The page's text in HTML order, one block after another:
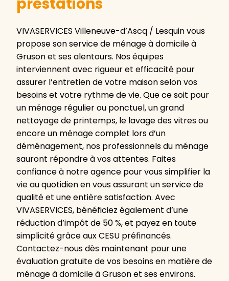
prestations
VIVASERVICES Villeneuve-d’Ascq / Lesquin vous
propose son service de ménage à domicile à
Gruson et ses alentours. Nos équipes
interviennent avec rigueur et efficacité pour
assurer l’entretien de votre maison selon vos
besoins et votre rythme de vie. Que ce soit pour
un ménage régulier ou ponctuel, un grand
nettoyage de printemps, le lavage des vitres ou
encore un ménage complet lors d’un
déménagement, nos professionnels du ménage
sauront répondre à vos attentes. Faites
confiance à notre agence pour vous simplifier la
vie au quotidien en vous assurant un service de
qualité et une entière satisfaction. Avec
VIVASERVICES, bénéficiez également d’une
réduction d’impôt de 50 %, et payez en toute
simplicité grâce aux CESU préfinancés.
Contactez-nous dès maintenant pour une
évaluation gratuite de vos besoins en matière de
ménage à domicile à Gruson et ses environs.